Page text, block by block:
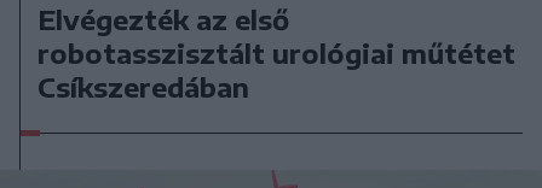
Elvégezték az első
robotasszisztált urológiai műtétet
Csíkszeredában